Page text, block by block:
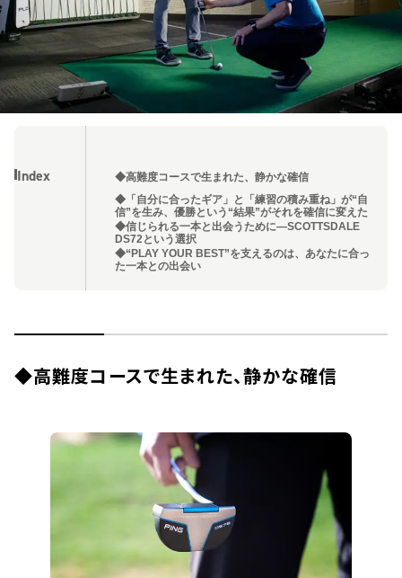
Index
◆高難度コースで生まれた、静かな確信
◆「自分に合ったギア」と「練習の積み重ね」が“自
信”を生み、優勝という“結果”がそれを確信に変えた
◆信じられる一本と出会うために―SCOTTSDALE
DS72という選択
◆“PLAY YOUR BEST”を支えるのは、あなたに合っ
た一本との出会い
◆高難度コースで生まれた、静かな確信